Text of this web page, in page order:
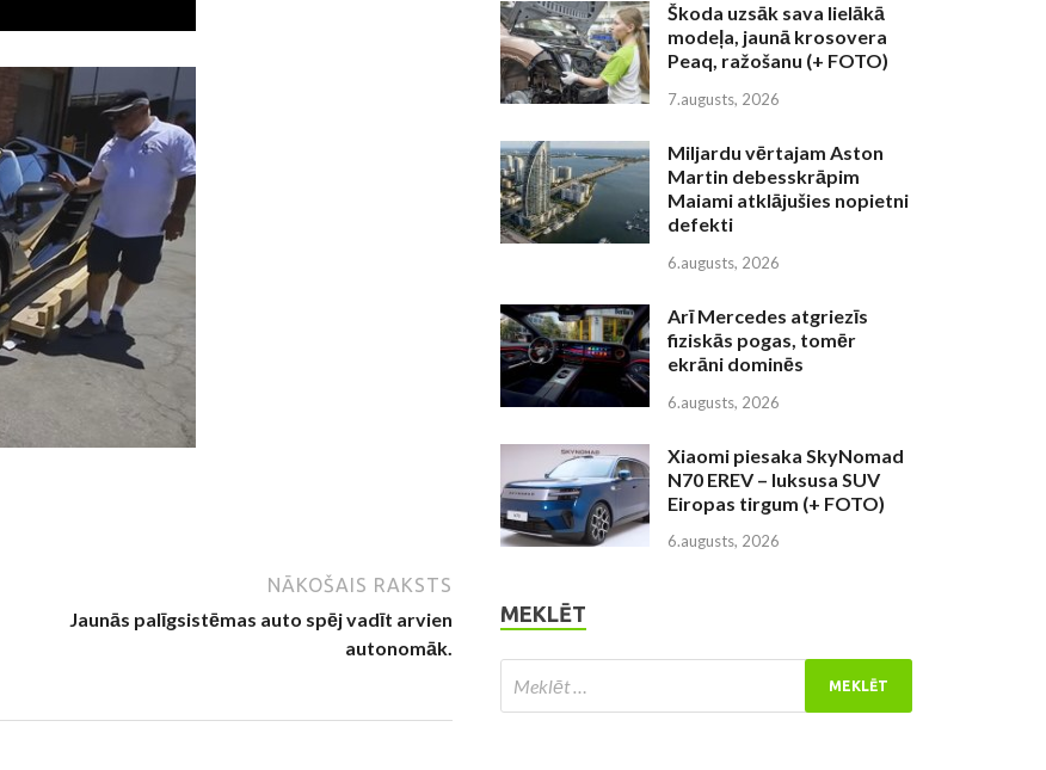
NĀKOŠAIS RAKSTS
Jaunās palīgsistēmas auto spēj vadīt arvien
autonomāk.
Škoda uzsāk sava lielākā
modeļa, jaunā krosovera
Peaq, ražošanu (+ FOTO)
7.augusts, 2026
Miljardu vērtajam Aston
Martin debesskrāpim
Maiami atklājušies nopietni
defekti
6.augusts, 2026
Arī Mercedes atgriezīs
fiziskās pogas, tomēr
ekrāni dominēs
6.augusts, 2026
Xiaomi piesaka SkyNomad
N70 EREV – luksusa SUV
Eiropas tirgum (+ FOTO)
6.augusts, 2026
MEKLĒT